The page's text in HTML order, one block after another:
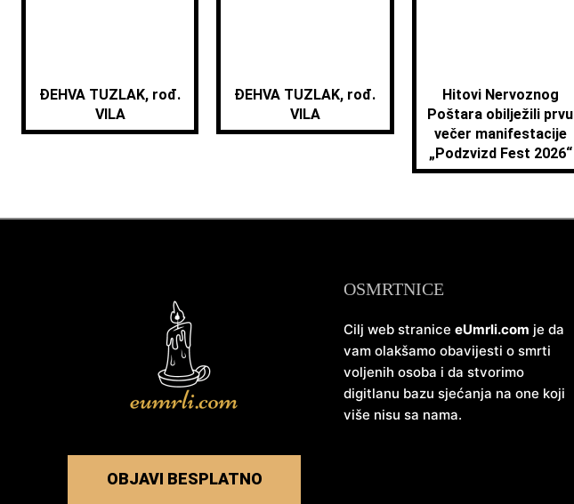
ĐEHVA TUZLAK, rođ.
VILA
ĐEHVA TUZLAK, rođ.
VILA
Hitovi Nervoznog
Poštara obilježili prvu
večer manifestacije
„Podzvizd Fest 2026“
OBJAVI BESPLATNO
OSMRTNICE
Cilj web stranice eUmrli.com je da
vam olakšamo obavijesti o smrti
voljenih osoba i da stvorimo
digitlanu bazu sjećanja na one koji
više nisu sa nama.